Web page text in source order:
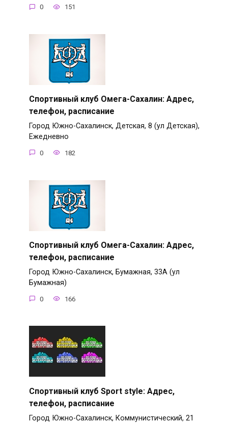
0 151
Спортивный клуб Омега-Сахалин: Адрес,
телефон, расписание
Город Южно-Сахалинск, Детская, 8 (ул Детская),
Ежедневно
0 182
Спортивный клуб Омега-Сахалин: Адрес,
телефон, расписание
Город Южно-Сахалинск, Бумажная, 33А (ул
Бумажная)
0 166
Спортивный клуб Sport style: Адрес,
телефон, расписание
Город Южно-Сахалинск, Коммунистический, 21